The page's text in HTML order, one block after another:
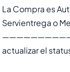
La Compra es
Servientrega o
actualizar el